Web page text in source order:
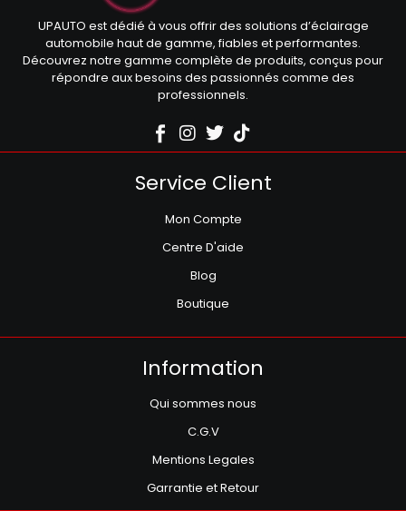
UPAUTO est dédié à vous offrir des solutions d’éclairage
automobile haut de gamme, fiables et performantes.
Découvrez notre gamme complète de produits, conçus pour
répondre aux besoins des passionnés comme des
professionnels.
Service Client
Mon Compte
Centre D'aide
Blog
Boutique
Information
Qui sommes nous
C.G.V
Mentions Legales
Garrantie et Retour